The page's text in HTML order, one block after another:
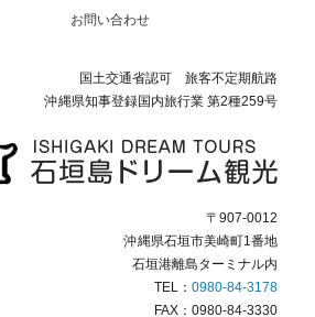
お問い合わせ
国土交通省認可 旅客不定期航路
沖縄県知事登録国内旅行業 第2種259号
〒907-0012
沖縄県石垣市美崎町1番地
石垣港離島ターミナル内
TEL： 0980-84-3178
FAX：0980-84-3330